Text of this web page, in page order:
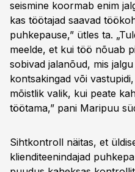
seismine koormab enim
kas töötajad saavad
puhkepause,” ütles ta.
meelde, et kui töö nõuab
sobivad jalanõud, mis
kontsakingad või
mõistlik valik, kui peate
töötama,” pani Maripuu
Sihtkontroll näitas, et
klienditeenindajad